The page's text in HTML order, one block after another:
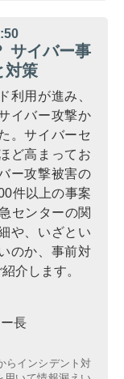
サイバー事
対策
利用が進み、
イバー攻撃か
。サイバーセ
ど高まってお
ー攻撃被害の
件以上の事案
センターの関
や、いざとい
のか、事前対
介します。
長
らインシデント対